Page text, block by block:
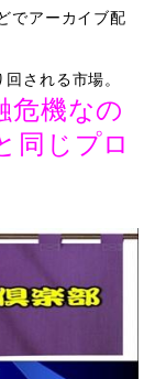
でアーカイブ配
される市場。
危機なの
同じプロ